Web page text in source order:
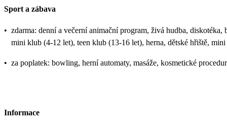
Sport a zábava
• zdarma: denní a večerní animační program, živá hudba,
mini klub (4-12 let), teen klub (13-16 let), herna, dětské hřiště,
• za poplatek: bowling, herní automaty, masáže, kosmetické
Informace